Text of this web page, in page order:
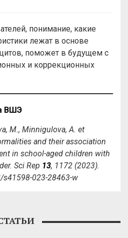
понимание, какие
лежат в основе
поможет в будущем с
и коррекционных
ВШЭ
M., Minnigulova, A. et
and their association
in school-aged children with
Sci Rep 13, 1172 (2023).
023-28463-w